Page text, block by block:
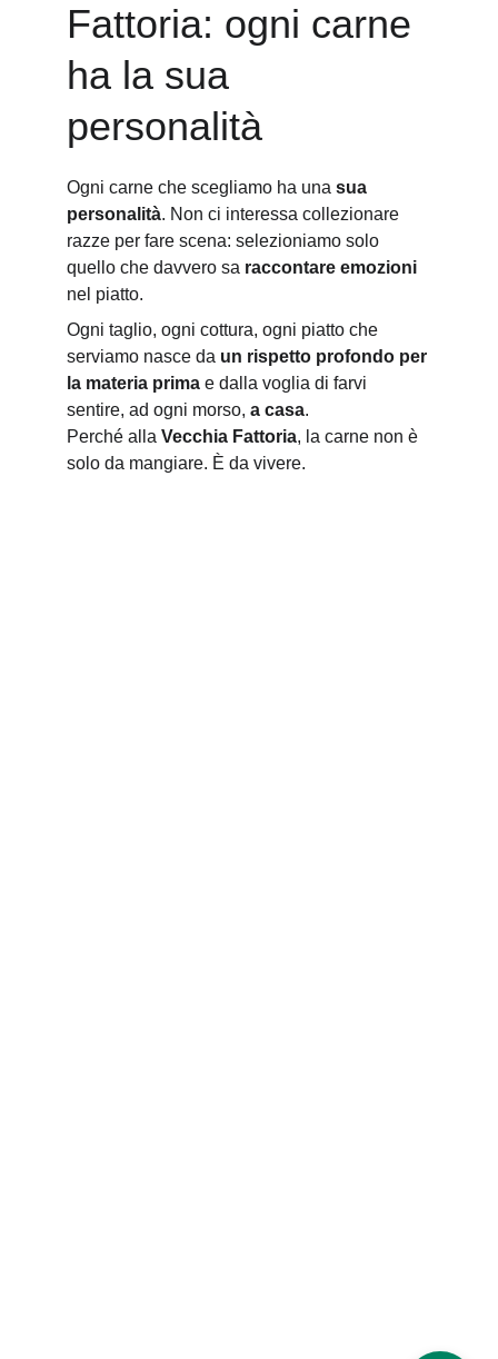
Fattoria: ogni carne
ha la sua
personalità
Ogni carne che scegliamo ha una sua
personalità. Non ci interessa collezionare
razze per fare scena: selezioniamo solo
quello che davvero sa raccontare emozioni
nel piatto.
Ogni taglio, ogni cottura, ogni piatto che
serviamo nasce da un rispetto profondo per
la materia prima e dalla voglia di farvi
sentire, ad ogni morso, a casa.
Perché alla Vecchia Fattoria, la carne non è
solo da mangiare. È da vivere.